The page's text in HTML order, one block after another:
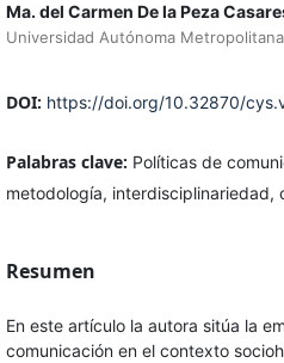
Ma. del Carmen De la Peza
Universidad Autónoma
DOI: https://doi.org/10.32870/
Palabras clave: Políticas de
metodología, interdisciplinariedad,
Resumen
En este artículo la autora sitúa la
comunicación en el contexto